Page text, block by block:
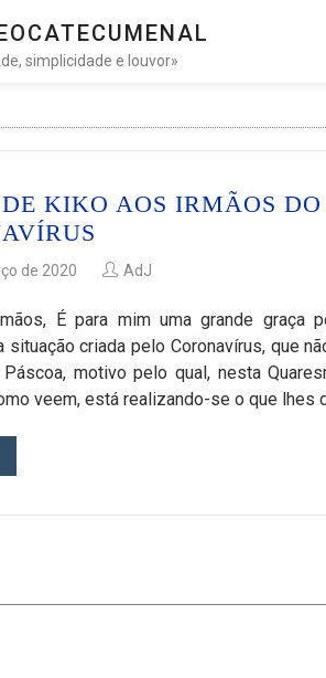
simplicidade e louvor»
KIKO AOS IRMÃOS
de 2020 AdJ
É para mim uma grande
situação criada pelo Coronavírus, que
Páscoa, motivo pelo qual, nesta
veem, está realizando-se o que